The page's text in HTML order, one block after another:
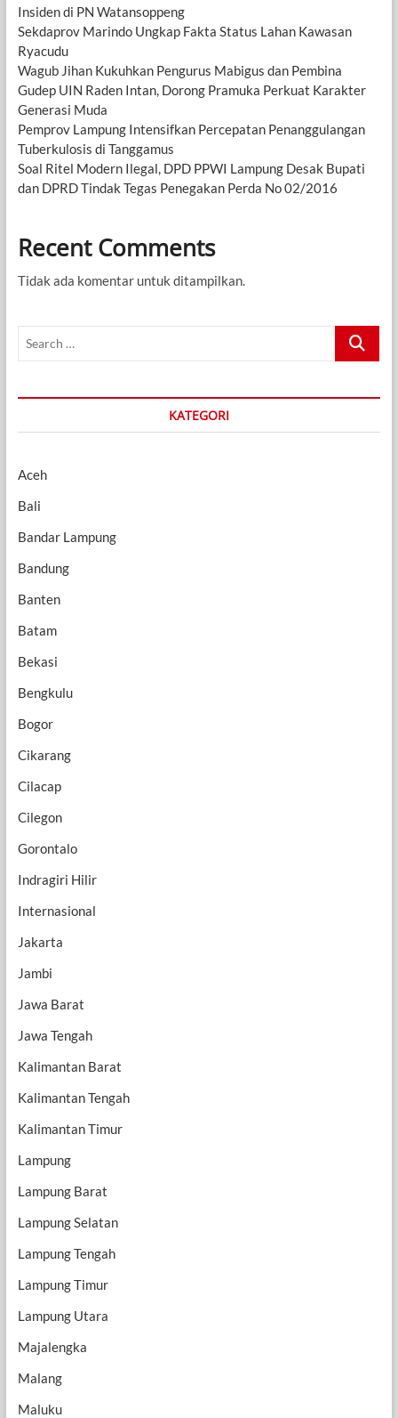
Insiden di PN Watansoppeng
Sekdaprov Marindo Ungkap Fakta Status Lahan Kawasan
Ryacudu
Wagub Jihan Kukuhkan Pengurus Mabigus dan Pembina
Gudep UIN Raden Intan, Dorong Pramuka Perkuat Karakter
Generasi Muda
Pemprov Lampung Intensifkan Percepatan Penanggulangan
Tuberkulosis di Tanggamus
Soal Ritel Modern Ilegal, DPD PPWI Lampung Desak Bupati
dan DPRD Tindak Tegas Penegakan Perda No 02/2016
Recent Comments
Tidak ada komentar untuk ditampilkan.
Search
KATEGORI
Aceh
Bali
Bandar Lampung
Bandung
Banten
Batam
Bekasi
Bengkulu
Bogor
Cikarang
Cilacap
Cilegon
Gorontalo
Indragiri Hilir
Internasional
Jakarta
Jambi
Jawa Barat
Jawa Tengah
Kalimantan Barat
Kalimantan Tengah
Kalimantan Timur
Lampung
Lampung Barat
Lampung Selatan
Lampung Tengah
Lampung Timur
Lampung Utara
Majalengka
Malang
Maluku